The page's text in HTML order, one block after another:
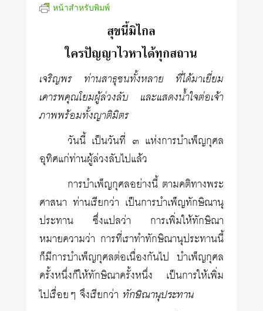
หน้าสำหรับพิมพ์
สุขนี้มิไกล
ใครปัญญาไวหาได้ทุกสถาน
เจริญพร ท่านสาธุชนทั้งหลาย ที่ได้มาเยี่ยม
เคารพคุณโยมผู้ล่วงลับ และแสดงน้ำใจต่อเจ้า
ภาพพร้อมทั้งญาติมิตร
วันนี้ เป็นวันที่ ๓ แห่งการบำเพ็ญกุศล
อุทิศแก่ท่านผู้ล่วงลับไปแล้ว
การบำเพ็ญกุศลอย่างนี้ ตามคติทางพระ
ศาสนา ท่านเรียกว่า เป็นการบำเพ็ญทักษิณานุ
ประทาน ซึ่งแปลว่า การเพิ่มให้ทักษิณา
หมายความว่า การที่เราทำทักษิณานุประทานนี้
ก็มีการบำเพ็ญกุศลต่อเนื่องกันไป บำเพ็ญกุศล
ครั้งหนึ่งก็ให้ทักษิณาครั้งหนึ่ง เป็นการให้เพิ่ม
ไปเรื่อยๆ จึงเรียกว่า ทักษิณานุประทาน